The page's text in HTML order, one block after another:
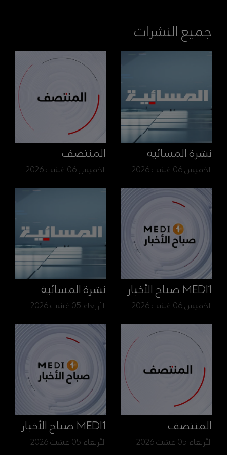
جميع النشرات
نشرة المسائية
الخميس 06 غشت 2026
المنتصف
الخميس 06 غشت 2026
MEDI1 صباح الأخبار
الخميس 06 غشت 2026
نشرة المسائية
الأربعاء 05 غشت 2026
المنتصف
الأربعاء 05 غشت 2026
MEDI1 صباح الأخبار
الأربعاء 05 غشت 2026